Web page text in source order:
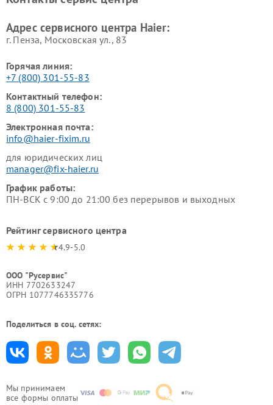
Мы принимаем
все формы оплаты
Адрес сервисного центра Haier:
г. Пенза, Московская ул., 83
Горячая линия:
+7 (800) 301-55-83
Контактный телефон:
8 (800) 301-55-83
Электронная почта:
info@haier-fixim.ru
для юридических лиц
manager@fix-haier.ru
График работы:
ПН-ВСК с 9:00 до 21:00 без перерывов и выходных
Рейтинг сервисного центра
4.9-5.0
ООО "Русервис"
ИНН 7702633247
ОГРН 1077746335776
Поделиться в соц. сетях: